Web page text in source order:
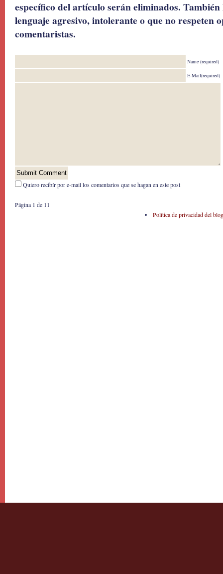
específico del artículo serán eliminados.
lenguaje agresivo, intolerante o que no respeten
comentaristas.
Name (required)
E-Mail(required)
Quiero recibír por e-mail los comentarios que se hagan en este post
Página 1 de 1 1
Política de privacidad del